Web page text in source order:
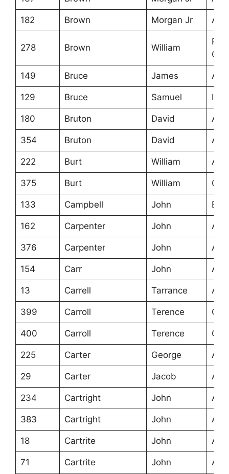
182 Brown Morgan Jr
278 Brown William
149 Bruce James
129 Bruce Samuel
180 Bruton David
354 Bruton David
222 Burt William
375 Burt William
133 Campbell John
162 Carpenter John
376 Carpenter John
154 Carr John
13 Carrell Tarrance
399 Carroll Terence
400 Carroll Terence
225 Carter George
29 Carter Jacob
234 Cartright John
383 Cartright John
18 Cartrite John
71 Cartrite John